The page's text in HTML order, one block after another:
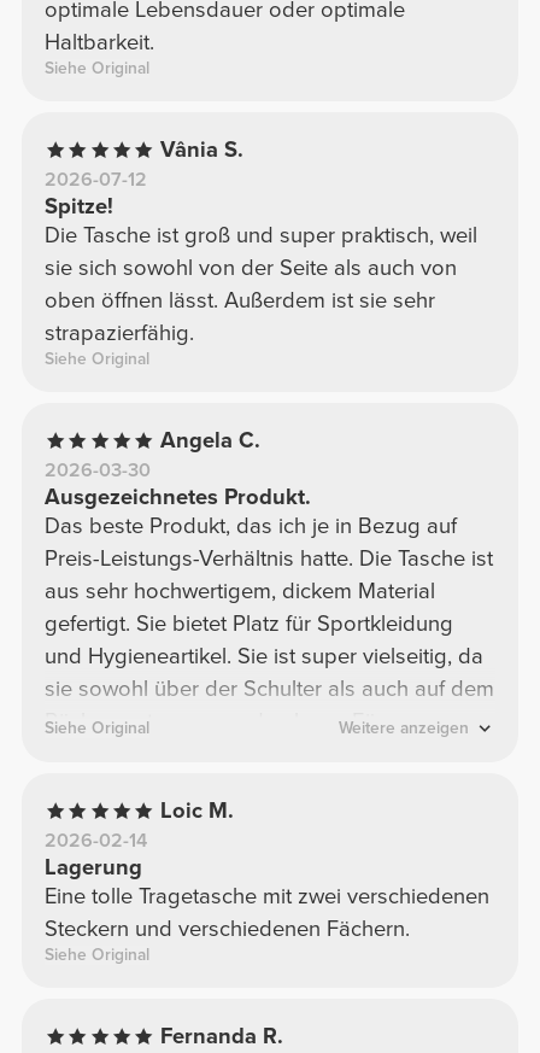
optimale Lebensdauer oder optimale
Haltbarkeit.
Siehe Original
Vânia S.
2026-07-12
Spitze!
Die Tasche ist groß und super praktisch, weil
sie sich sowohl von der Seite als auch von
oben öffnen lässt. Außerdem ist sie sehr
strapazierfähig.
Siehe Original
Angela C.
2026-03-30
Ausgezeichnetes Produkt.
Das beste Produkt, das ich je in Bezug auf
Preis-Leistungs-Verhältnis hatte. Die Tasche ist
aus sehr hochwertigem, dickem Material
gefertigt. Sie bietet Platz für Sportkleidung
und Hygieneartikel. Sie ist super vielseitig, da
sie sowohl über der Schulter als auch auf dem
Rücken getragen werden kann. Für
bequem fahren kann.
Siehe Original Weitere anzeigen
Loic M.
2026-02-14
Lagerung
Eine tolle Tragetasche mit zwei verschiedenen
Steckern und verschiedenen Fächern.
Siehe Original
Fernanda R.